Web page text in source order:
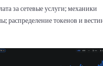
за сетевые услуги; механики
распределение токенов и